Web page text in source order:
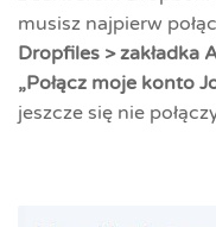
musisz najpierw
Dropfiles > zakładka
„Połącz moje konto
jeszcze się nie